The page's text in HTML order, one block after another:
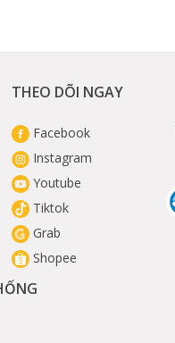
THEO DÕI NGAY
Facebook
Instagram
Youtube
Tiktok
Grab
Shopee